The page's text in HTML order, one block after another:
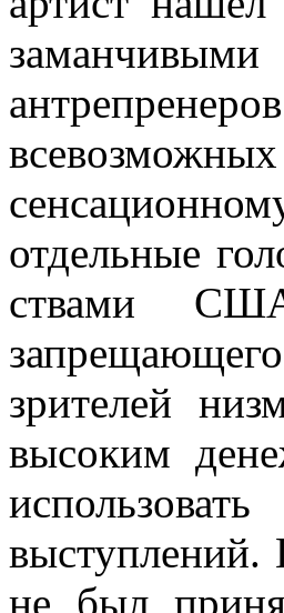
отдельные
ствами
зрителей
высоким
выступлений.
не был